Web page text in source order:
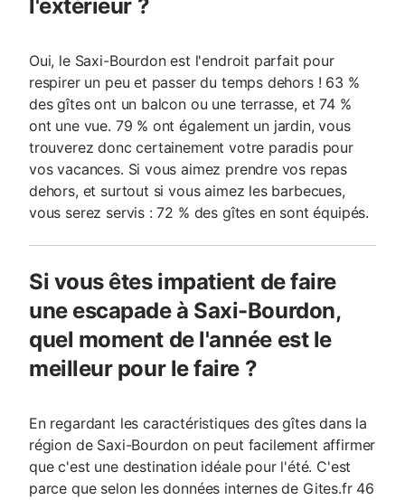
l'extérieur ?
Oui, le Saxi-Bourdon est l'endroit parfait pour
respirer un peu et passer du temps dehors ! 63 %
des gîtes ont un balcon ou une terrasse, et 74 %
ont une vue. 79 % ont également un jardin, vous
trouverez donc certainement votre paradis pour
vos vacances. Si vous aimez prendre vos repas
dehors, et surtout si vous aimez les barbecues,
vous serez servis : 72 % des gîtes en sont équipés.
Si vous êtes impatient de faire
une escapade à Saxi-Bourdon,
quel moment de l'année est le
meilleur pour le faire ?
En regardant les caractéristiques des gîtes dans la
région de Saxi-Bourdon on peut facilement affirmer
que c'est une destination idéale pour l'été. C'est
parce que selon les données internes de Gites.fr 46